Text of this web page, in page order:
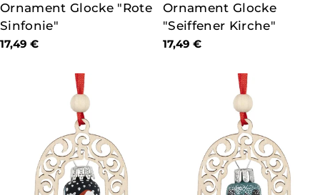
Ornament Glocke "Rote
Sinfonie"
Regulärer
17,49 €
Ornament Glocke
"Seiffener Kirche"
Regulärer
17,49 €